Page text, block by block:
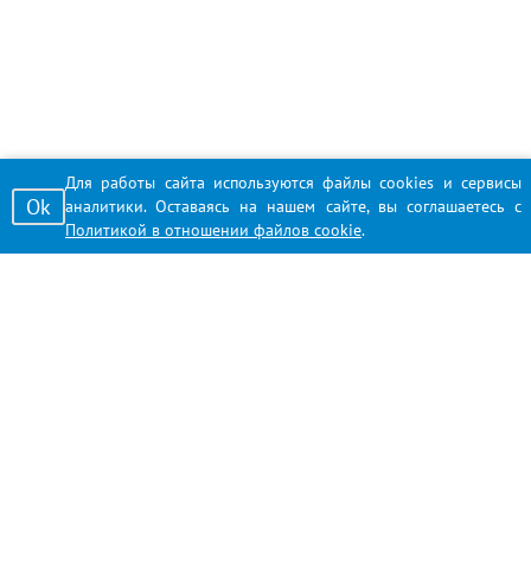
Для работы сайта используются файлы cookies и сервисы
аналитики. Оставаясь на нашем сайте, вы соглашаетесь с
Политикой в отношении файлов cookie.
Ok